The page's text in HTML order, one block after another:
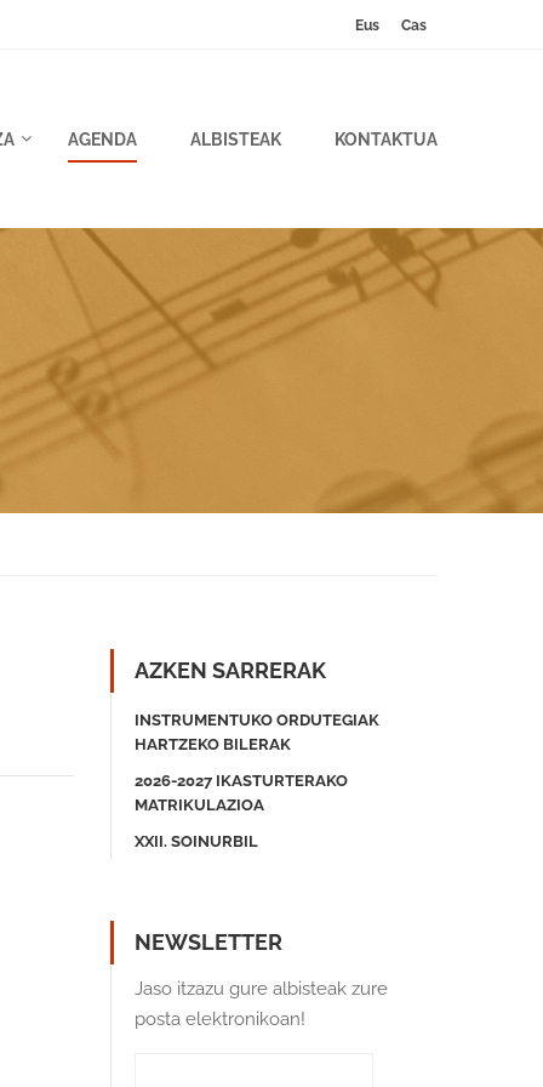
Eus Cas
AGENDA ALBISTEAK KONTAKTUA
AZKEN SARRERAK
INSTRUMENTUKO ORDUTEGIAK
HARTZEKO BILERAK
2026-2027 IKASTURTERAKO
MATRIKULAZIOA
XXII. SOINURBIL
NEWSLETTER
Jaso itzazu gure albisteak zure
posta elektronikoan!